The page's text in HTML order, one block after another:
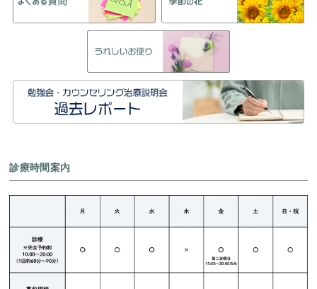
診療時間案内